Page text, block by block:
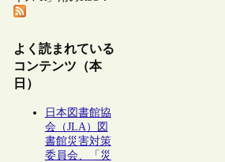
よく読まれている
コンテンツ（本
日）
日本図書館協
会（JLA）図
書館災害対策
委員会、「災